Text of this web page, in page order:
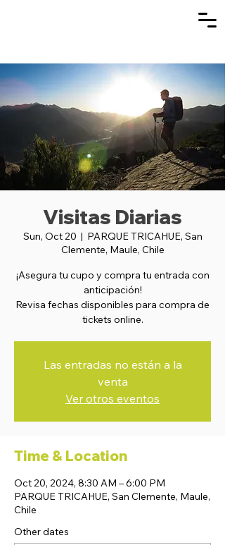
Visitas Diarias
Sun, Oct 20
  |
PARQUE TRICAHUE, San
Clemente, Maule, Chile
¡Asegura tu cupo y compra tu entrada con
anticipación!
Revisa fechas disponibles para compra de
tickets online.
Las entradas no están a la
venta
Ver otros eventos
Time & Location
Oct 20, 2024, 8:30 AM – 6:00 PM
PARQUE TRICAHUE, San Clemente, Maule,
Chile
Other dates